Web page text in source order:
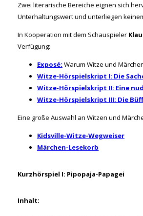
Zwei literarische Bereiche eignen sich
Unterhaltungswert und unterliegen
In Kooperation mit dem Schauspieler
Verfügung:
Exposé: Warum Witze und
Witze-Hörspielskript I: Die
Witze-Hörspielskript II: Eine
Witze-Hörspielskript III: Die
Eine große Auswahl an Witzen und
Kidsville-Witze-Wegweiser
Märchen-Lesekorb
Kurzhörspiel I: Pipopaja-Papagei
Inhalt: